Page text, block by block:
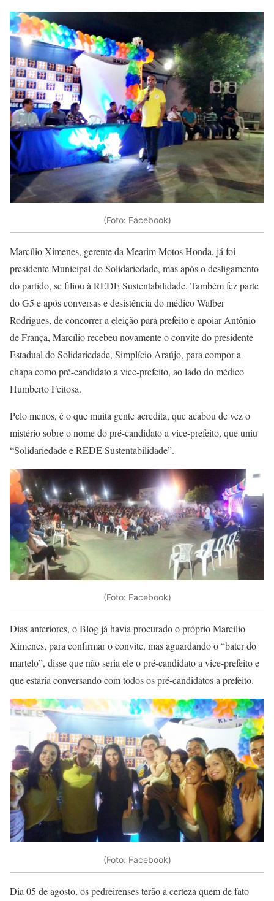
(Foto: Facebook)
Marcílio Ximenes, gerente da Mearim Motos Honda, já foi
presidente Municipal do Solidariedade, mas após o desligamento
do partido, se filiou à REDE Sustentabilidade. Também fez parte
do G5 e após conversas e desistência do médico Walber
Rodrigues, de concorrer a eleição para prefeito e apoiar Antônio
de França, Marcílio recebeu novamente o convite do presidente
Estadual do Solidariedade, Simplício Araújo, para compor a
chapa como pré-candidato a vice-prefeito, ao lado do médico
Humberto Feitosa.
Pelo menos, é o que muita gente acredita, que acabou de vez o
mistério sobre o nome do pré-candidato a vice-prefeito, que uniu
“Solidariedade e REDE Sustentabilidade”.
(Foto: Facebook)
Dias anteriores, o Blog já havia procurado o próprio Marcílio
Ximenes, para confirmar o convite, mas aguardando o “bater do
martelo”, disse que não seria ele o pré-candidato a vice-prefeito e
que estaria conversando com todos os pré-candidatos a prefeito.
(Foto: Facebook)
Dia 05 de agosto, os pedreirenses terão a certeza quem de fato